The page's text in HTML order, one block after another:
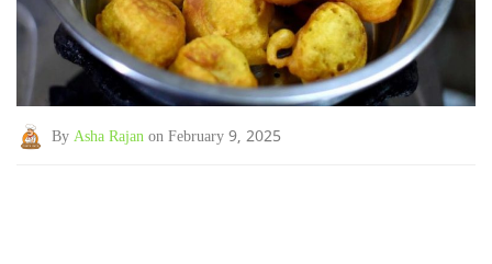
By Asha Rajan on February 9, 2025